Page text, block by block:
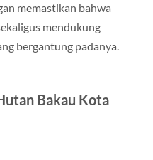
memastikan bahwa
mendukung
bergantung padanya.
Bakau Kota